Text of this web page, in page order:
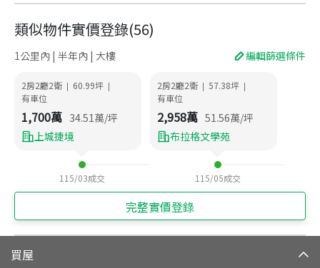
類似物件實價登錄(56)
1公里內 | 半年內 | 大樓 編輯篩選條件
2房2廳2衛 | 60.99坪 |
有車位
1,700萬 34.51萬/坪
上城捷境
115/03成交
2房2廳2衛 | 57.38坪 |
有車位
2,958萬 51.56萬/坪
布拉格文學苑
115/05成交
完整實價登錄
買屋